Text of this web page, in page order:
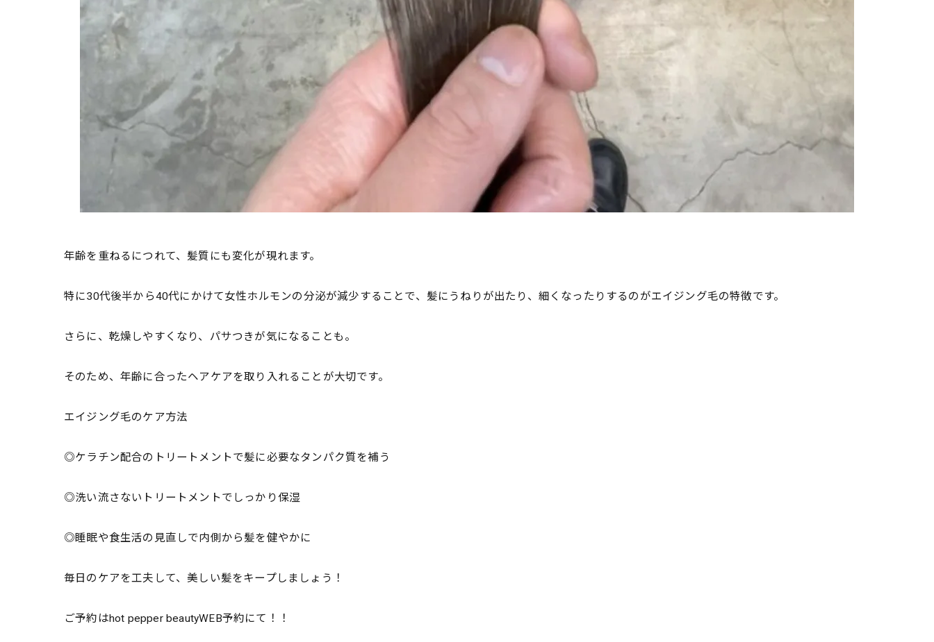
年齢を重ねるにつれて、髪質にも変化が現れます。
特に30代後半から40代にかけて女性ホルモンの分泌が減少することで、髪にうねりが出たり、細くなったりするのがエイジング毛の特徴です。
さらに、乾燥しやすくなり、パサつきが気になることも。
そのため、年齢に合ったヘアケアを取り入れることが大切です。
エイジング毛のケア方法
◎ケラチン配合のトリートメントで髪に必要なタンパク質を補う
◎洗い流さないトリートメントでしっかり保湿
◎睡眠や食生活の見直しで内側から髪を健やかに
毎日のケアを工夫して、美しい髪をキープしましょう！
ご予約はhot pepper beautyWEB予約にて！！